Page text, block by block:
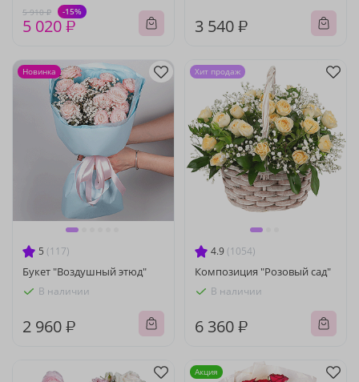
5 910 ₽ -15%
5 020 ₽ 3 540 ₽
5 (117)
Букет "Воздушный этюд"
В наличии
2 960 ₽
Новинка
4.9 (1054)
Композиция "Розовый сад"
В наличии
6 360 ₽
Хит продаж
Акция